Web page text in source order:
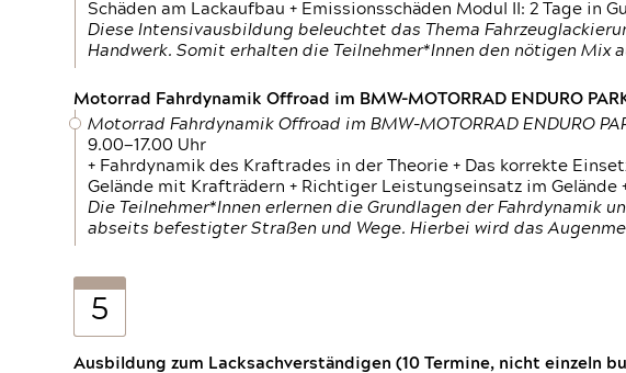
Schäden am Lackaufbau + Emissionsschäden Modul II: 2 Tage in
Diese Intensivausbildung beleuchtet das Thema
Handwerk. Somit erhalten die Teilnehmer*Innen den nötigen Mix
Motorrad Fahrdynamik Offroad im BMW-MOTORRAD ENDURO
Motorrad Fahrdynamik Offroad im BMW-MOTORRAD ENDURO
9.00—17.00 Uhr
+ Fahrdynamik des Kraftrades in der Theorie + Das korrekte
Gelände mit Krafträdern + Richtiger Leistungseinsatz im Gelände
Die Teilnehmer*Innen erlernen die Grundlagen der
abseits befestigter Straßen und Wege. Hierbei wird das
5
Ausbildung zum Lacksachverständigen (10 Termine, nicht einzeln